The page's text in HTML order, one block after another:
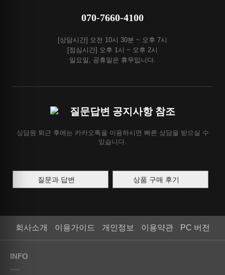
070-7660-4100
[상담시간] 오전 10시 30분 ~ 오후 7시
[점심시간] 오후 1시 ~ 오후 2시
일요일, 공휴일은 휴무입니다.
질문답변 공지사항 참조
상담원 퇴근 후에는 카카오톡을 이용하시면 빠른 상담을 받으실 수
있습니다.
질문과 답변 상품 구매 후기
회사소개 이용가이드 개인정보 이용약관 PC 버전
INFO